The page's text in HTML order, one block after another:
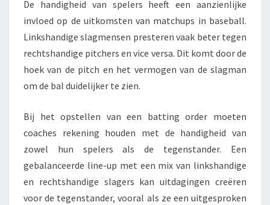
De handigheid van spelers heeft een aanzienlijke
invloed op de uitkomsten van matchups in baseball.
Linkshandige slagmensen presteren vaak beter tegen
rechtshandige pitchers en vice versa. Dit komt door de
hoek van de pitch en het vermogen van de slagman
om de bal duidelijker te zien.
Bij het opstellen van een batting order moeten
coaches rekening houden met de handigheid van
zowel hun spelers als de tegenstander. Een
gebalanceerde line-up met een mix van linkshandige
en rechtshandige slagers kan uitdagingen creëren
voor de tegenstander, vooral als ze een uitgesproken